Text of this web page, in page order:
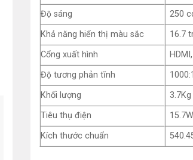
Độ sáng
250
Khả năng hiển thị màu sắc
16.7
Cổng xuất hình
Độ tương phản tĩnh
1000:1
Khối lượng
3.7Kg
Tiêu thụ điện
15.7W
Kích thước chuẩn